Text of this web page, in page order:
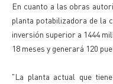
En cuanto a las obras
planta potabilizadora de la
inversión superior a 1444
18 meses y generará 120
"La planta actual que